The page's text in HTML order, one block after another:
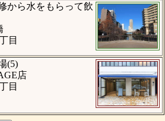
から水をもらって飲
目
(5)
店
目